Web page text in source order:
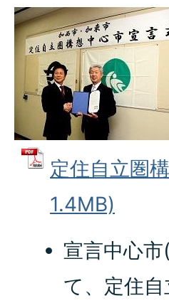
定住自立圏
1.4MB)
宣言中心
て、定住